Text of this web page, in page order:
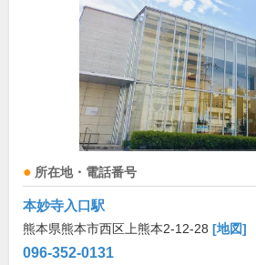
所在地・電話番号
本妙寺入口駅
熊本県熊本市西区上熊本2-12-28 [地図]
096-352-0131